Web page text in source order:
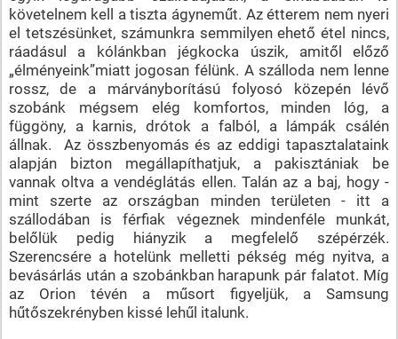
követelnem kell a tiszta ágyneműt. Az étterem nem nyeri
el tetszésünket, számunkra semmilyen ehető étel nincs,
ráadásul a kólánkban jégkocka úszik, amitől előző
„élményeink”miatt jogosan félünk. A szálloda nem lenne
rossz, de a márványborítású folyosó közepén lévő
szobánk mégsem elég komfortos, minden lóg, a
függöny, a karnis, drótok a falból, a lámpák csálén
állnak. Az összbenyomás és az eddigi tapasztalataink
alapján bizton megállapíthatjuk, a pakisztániak be
vannak oltva a vendéglátás ellen. Talán az a baj, hogy -
mint szerte az országban minden területen - itt a
szállodában is férfiak végeznek mindenféle munkát,
belőlük pedig hiányzik a megfelelő szépérzék.
Szerencsére a hotelünk melletti pékség még nyitva, a
bevásárlás után a szobánkban harapunk pár falatot. Míg
az Orion tévén a műsort figyeljük, a Samsung
hűtőszekrényben kissé lehűl italunk.